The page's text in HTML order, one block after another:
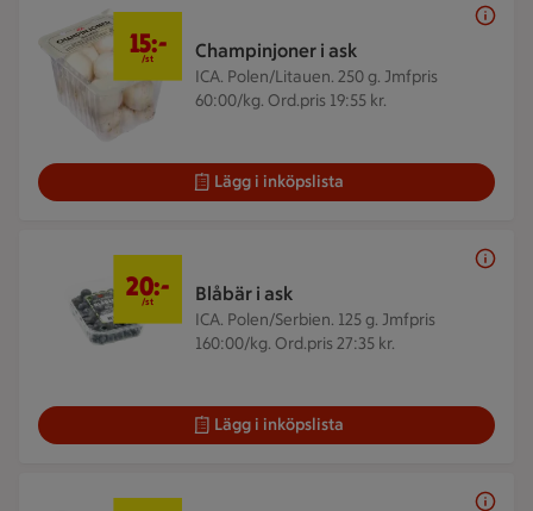
Champinjoner i ask
ICA. Polen/Litauen. 250 g. Jmfpris
60:00/kg. Ord.pris 19:55 kr.
15:-
/st
Lägg i inköpslista
Blåbär i ask
ICA. Polen/Serbien. 125 g. Jmfpris
160:00/kg. Ord.pris 27:35 kr.
20:-
/st
Lägg i inköpslista